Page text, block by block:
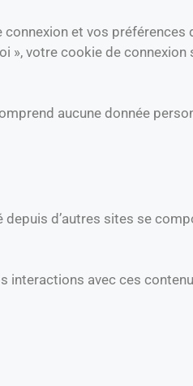
et vos préférences
», votre cookie de
aucune donnée
d’autres sites se
interactions avec ces